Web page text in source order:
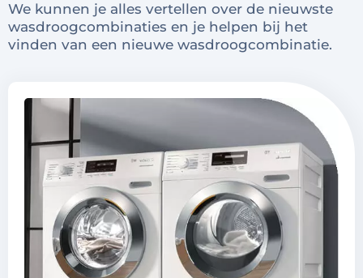
We kunnen je alles vertellen over de nieuwste
wasdroogcombinaties en je helpen bij het
vinden van een nieuwe wasdroogcombinatie.